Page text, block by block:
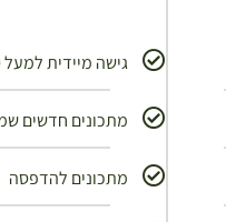
גישה מיידית למעל 250! מתכונים דיגיטליים קיימים
מתכונים חדשים
מתכונים להדפסה